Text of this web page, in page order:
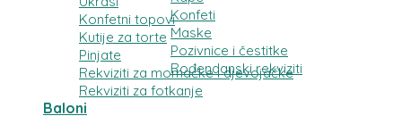
Konfetni topoviKonfeti
Kutije za torte Maske
Pinjate
Pozivnice i čestitke
Rekviziti za momačke i djevojačke
Rođendanski rekviziti
Rekviziti za fotkanje
Baloni